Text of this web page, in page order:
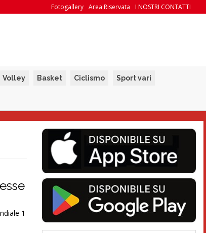
I NOSTRI CONTATTI
Area Riservata
Fotogallery
Volley Basket Ciclismo Sport vari
1